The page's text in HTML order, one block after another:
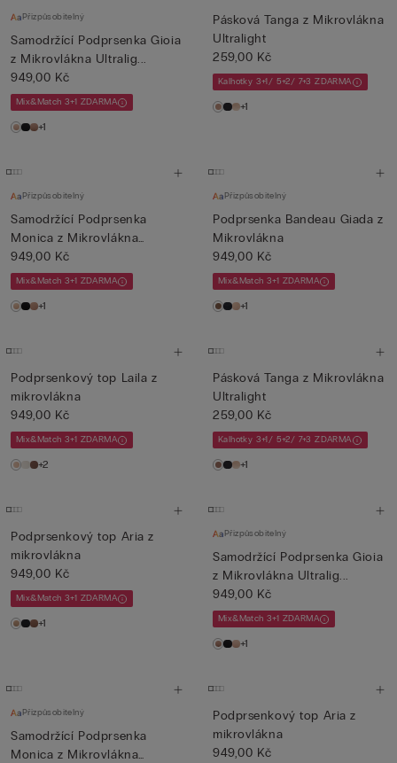
Přizpůsobitelný
Samodržící Podprsenka Gioia
z Mikrovlákna Ultralig...
949,00 Kč
Mix&Match 3+1 ZDARMA
+1
Pásková Tanga z Mikrovlákna
Ultralight
259,00 Kč
Kalhotky 3+1/ 5+2/ 7+3 ZDARMA
+1
Přizpůsobitelný
Samodržící Podprsenka
Monica z Mikrovlákna
Ultrali...
949,00 Kč
Mix&Match 3+1 ZDARMA
+1
Přizpůsobitelný
Podprsenka Bandeau Giada z
Mikrovlákna
949,00 Kč
Mix&Match 3+1 ZDARMA
+1
Podprsenkový top Laila z
mikrovlákna
949,00 Kč
Mix&Match 3+1 ZDARMA
+2
Pásková Tanga z Mikrovlákna
Ultralight
259,00 Kč
Kalhotky 3+1/ 5+2/ 7+3 ZDARMA
+1
Podprsenkový top Aria z
mikrovlákna
949,00 Kč
Mix&Match 3+1 ZDARMA
+1
Přizpůsobitelný
Samodržící Podprsenka Gioia
z Mikrovlákna Ultralig...
949,00 Kč
Mix&Match 3+1 ZDARMA
+1
Přizpůsobitelný
Samodržící Podprsenka
Monica z Mikrovlákna
Podprsenkový top Aria z
mikrovlákna
949,00 Kč